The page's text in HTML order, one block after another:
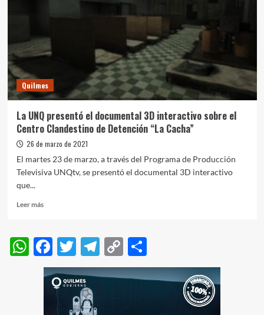
Centro
Sanitario
Quilmes
La UNQ presentó el documental 3D interactivo sobre el
Centro Clandestino de Detención “La Cacha”
26 de marzo de 2021
El martes 23 de marzo, a través del Programa de Producción
Televisiva UNQtv, se presentó el documental 3D interactivo
que...
Leer másLeer
La
UNQ
presentó
el
documental
interactivo
WhatsApp
Facebook
Twitter
Telegram
Copy
Link
Compartir